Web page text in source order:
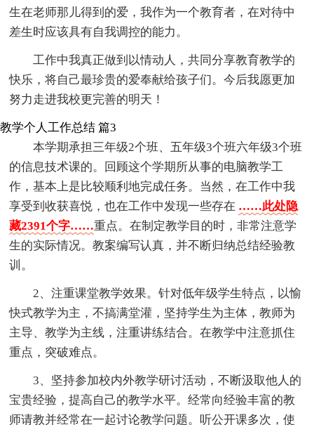
生在老师那儿得到的爱，我作为一个教育者，在对待中
差生时应该具有自我调控的能力。
工作中我真正做到以情动人，共同分享教育教学的
快乐，将自己最珍贵的爱奉献给孩子们。今后我愿更加
努力走进我校更完善的明天！
教学个人工作总结 篇3
本学期承担三年级2个班、五年级3个班六年级3个班
的信息技术课的。回顾这个学期所从事的电脑教学工
作，基本上是比较顺利地完成任务。当然，在工作中我
享受到收获喜悦，也在工作中发现一些存在 ……此处隐
藏2391个字……重点。在制定教学目的时，非常注意学
生的实际情况。教案编写认真，并不断归纳总结经验教
训。
2、注重课堂教学效果。针对低年级学生特点，以愉
快式教学为主，不搞满堂灌，坚持学生为主体，教师为
主导、教学为主线，注重讲练结合。在教学中注意抓住
重点，突破难点。
3、坚持参加校内外教学研讨活动，不断汲取他人的
宝贵经验，提高自己的教学水平。经常向经验丰富的教
师请教并经常在一起讨论教学问题。听公开课多次，使